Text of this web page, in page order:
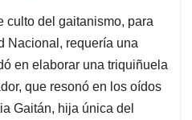
culto del gaitanismo, para
Nacional, requería una
en elaborar una triquiñuela
que resonó en los oídos
Gaitán, hija única del